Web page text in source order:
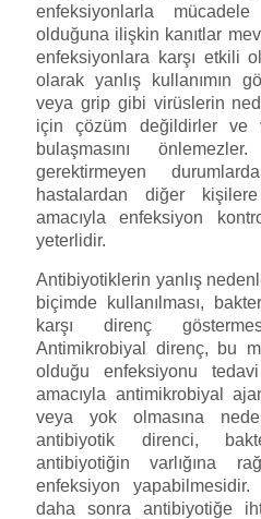
enfeksiyonlarla
olduğuna ilişkin kanıtlar
enfeksiyonlara karşı etkili
olarak yanlış kullanımın
veya grip gibi virüslerin
için çözüm değildirler ve
bulaşmasını
gerektirmeyen
hastalardan diğer
amacıyla enfeksiyon
yeterlidir.
Antibiyotiklerin yanlış
biçimde kullanılması,
karşı direnç
Antimikrobiyal direnç, bu
olduğu enfeksiyonu
amacıyla antimikrobiyal
veya yok olmasına
antibiyotik direnci,
antibiyotiğin varlığına
enfeksiyon
daha sonra antibiyotiğe